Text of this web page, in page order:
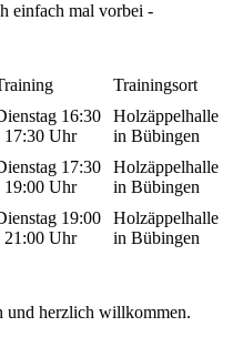
einfach mal vorbei -
Trainingsort
16:30
17:30 Uhr
Holzäppelhalle
in Bübingen
17:30
19:00 Uhr
Holzäppelhalle
in Bübingen
19:00
21:00 Uhr
Holzäppelhalle
in Bübingen
und herzlich willkommen.